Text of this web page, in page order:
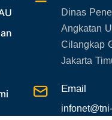
Dinas
Angkatan
Cilangkap
Jakarta
Email